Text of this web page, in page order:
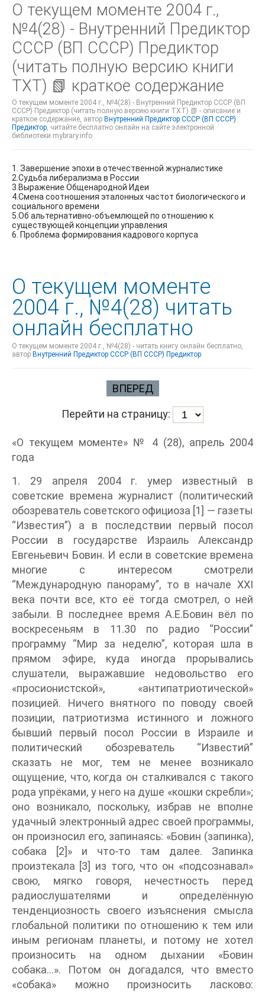
О текущем моменте 2004 г.,
№4(28) - Внутренний Предиктор
СССР (ВП СССР) Предиктор
(читать полную версию книги
TXT) 📗 краткое содержание
О текущем моменте 2004 г., №4(28) - Внутренний Предиктор СССР (ВП
СССР) Предиктор (читать полную версию книги TXT) 📗 - описание и
краткое содержание, автор Внутренний Предиктор СССР (ВП СССР)
Предиктор, читайте бесплатно онлайн на сайте электронной
библиотеки mybrary.info
1. Завершение эпохи в отечественной журналистике
2.Судьба либерализма в России
3.Выражение Общенародной Идеи
4.Смена соотношения эталонных частот биологического и
социального времени
5.Об альтернативно-объемлющей по отношению к
существующей концепции управления
6. Проблема формирования кадрового корпуса
О текущем моменте
2004 г., №4(28) читать
онлайн бесплатно
О текущем моменте 2004 г., №4(28) - читать книгу онлайн бесплатно,
автор Внутренний Предиктор СССР (ВП СССР) Предиктор
ВПЕРЕД
Перейти на страницу:
«О текущем моменте» № 4 (28), апрель 2004
года
1. 29 апреля 2004 г. умер известный в
советские времена журналист (политический
обозреватель советского официоза [1] — газеты
“Известия”) а в последствии первый посол
России в государстве Израиль Александр
Евгеньевич Бовин. И если в советские времена
многие с интересом смотрели
“Международную панораму”, то в начале XXI
века почти все, кто её тогда смотрел, о ней
забыли. В последнее время А.Е.Бовин вёл по
воскресеньям в 11.30 по радио “России”
программу “Мир за неделю”, которая шла в
прямом эфире, куда иногда прорывались
слушатели, выражавшие недовольство его
«просионистской», «антипатриотической»
позицией. Ничего внятного по поводу своей
позиции, патриотизма истинного и ложного
бывший первый посол России в Израиле и
политический обозреватель “Известий”
сказать не мог, тем не менее возникало
ощущение, что, когда он сталкивался с такого
рода упрёками, у него на душе «кошки скребли»;
оно возникало, поскольку, избрав не вполне
удачный электронный адрес своей программы,
он произносил его, запинаясь: «Бовин (запинка),
собака [2]» и что-то там далее. Запинка
произтекала [3] из того, что он «подсознавал»
свою, мягко говоря, нечестность перед
радиослушателями и определённую
тенденциозность своего изъяснения смысла
глобальной политики по отношению к тем или
иным регионам планеты, и потому не хотел
произносить на одном дыхании «Бовин
собака…». Потом он догадался, что вместо
«собака» можно произносить ласково: